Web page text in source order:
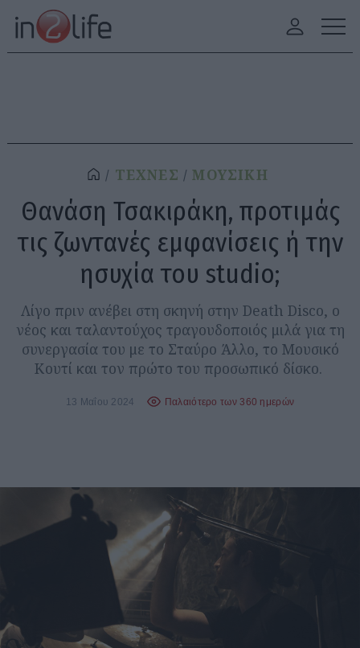
ΤΕΧΝΕΣ ΜΟΥΣΙΚΗ
Θανάση Τσακιράκη, προτιμάς
τις ζωντανές εμφανίσεις ή την
ησυχία του studio;
Λίγο πριν ανέβει στη σκηνή στην Death Disco, ο
νέος και ταλαντούχος τραγουδοποιός μιλά για τη
συνεργασία του με το Σταύρο Άλλο, το Μουσικό
Κουτί και τον πρώτο του προσωπικό δίσκο.
13 Μαΐου 2024 Παλαιότερο των 360 ημερών